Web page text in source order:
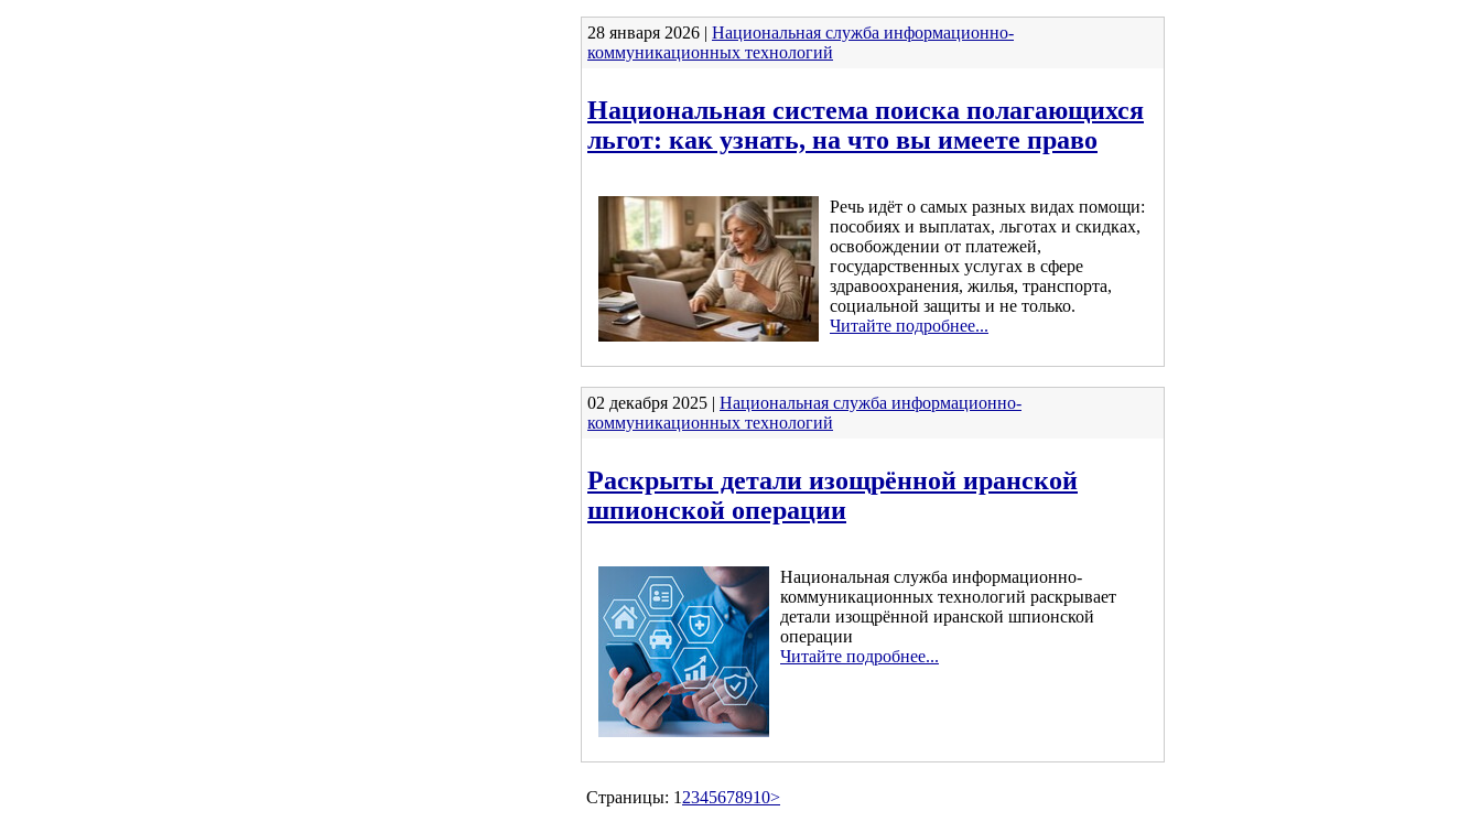
28 января 2026 | Национальная служба информационно-
коммуникационных технологий
Национальная система поиска полагающихся
льгот: как узнать, на что вы имеете право
Речь идёт о самых разных видах помощи:
пособиях и выплатах, льготах и скидках,
освобождении от платежей,
государственных услугах в сфере
здравоохранения, жилья, транспорта,
социальной защиты и не только.
Читайте подробнее...
02 декабря 2025 | Национальная служба информационно-
коммуникационных технологий
Раскрыты детали изощрённой иранской
шпионской операции
Национальная служба информационно-
коммуникационных технологий раскрывает
детали изощрённой иранской шпионской
операции
Читайте подробнее...
Страницы: 1 2345678910>